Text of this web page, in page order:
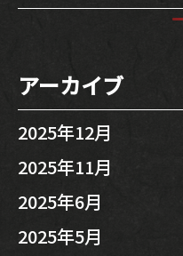
アーカイブ
2025年12月
2025年11月
2025年6月
2025年5月